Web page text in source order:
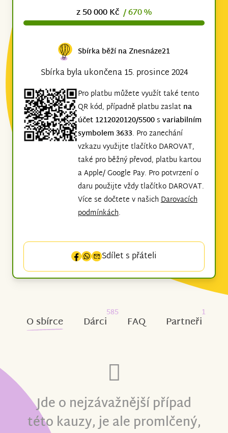
z 50 000 Kč / 670 %
Sbírka běží na Znesnáze21
Sbírka byla ukončena 15. prosince 2024
Pro platbu můžete využít také tento
QR kód, případně platbu zaslat na
účet 1212020120/5500 s variabilním
symbolem 3633. Pro zanechání
vzkazu využijte tlačítko DAROVAT,
také pro běžný převod, platbu kartou
a Apple/ Google Pay. Pro potvrzení o
daru použijte vždy tlačítko DAROVAT.
Více se dočtete v našichDarovacích
podmínkách.
Sdílet s přáteli
O sbírce Dárci
585
FAQ Partneři
1
Jde o nejzávažnější případ
této kauzy, je ale promlčený,